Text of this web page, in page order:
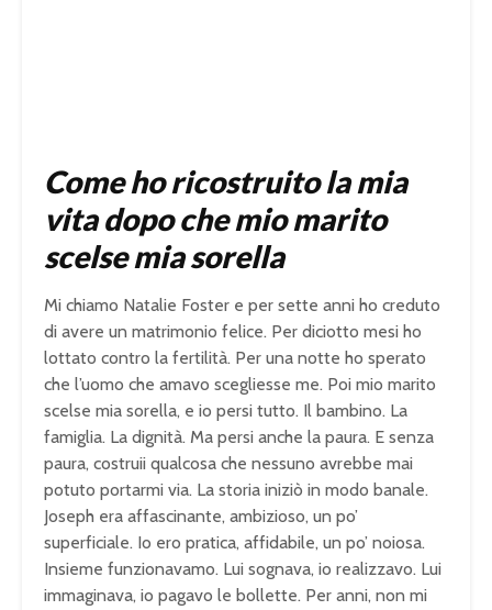
Come ho ricostruito la mia
vita dopo che mio marito
scelse mia sorella
Mi chiamo Natalie Foster e per sette anni ho creduto
di avere un matrimonio felice. Per diciotto mesi ho
lottato contro la fertilità. Per una notte ho sperato
che l’uomo che amavo scegliesse me. Poi mio marito
scelse mia sorella, e io persi tutto. Il bambino. La
famiglia. La dignità. Ma persi anche la paura. E senza
paura, costruii qualcosa che nessuno avrebbe mai
potuto portarmi via. La storia iniziò in modo banale.
Joseph era affascinante, ambizioso, un po’
superficiale. Io ero pratica, affidabile, un po’ noiosa.
Insieme funzionavamo. Lui sognava, io realizzavo. Lui
immaginava, io pagavo le bollette. Per anni, non mi